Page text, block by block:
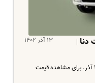
۱۳ آذر ۱۴۰۲
دنا |
بررسی قیمت روز و جدید انواع خودرو دنا در تاریخ ۱۳ آذر. برای مشاهده قیمت